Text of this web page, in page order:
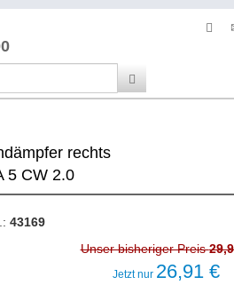
rechts
5 CW 2.0
43169
Unser bisheriger Preis
Jetzt nur 26,91 €